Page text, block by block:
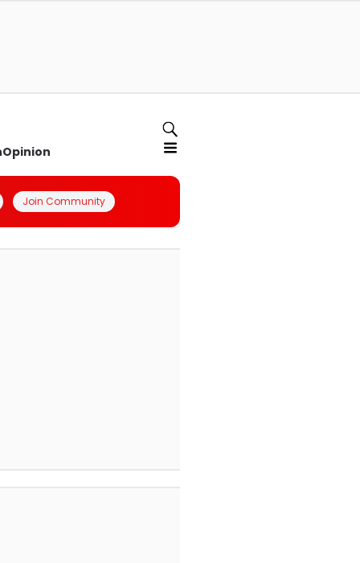
Opinion
Join Community